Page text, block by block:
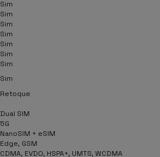
Sim
Sim
Sim
Sim
Sim
Sim
Sim
Sim
Retoque
Dual SIM
5G
NanoSIM + eSIM
Edge, GSM
CDMA, EVDO, HSPA+, UMTS, WCDMA